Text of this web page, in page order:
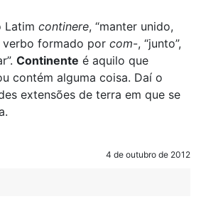
Latim continere, “manter unido,
verbo formado por com-, “junto”,
Continente é aquilo que
contém alguma coisa. Daí o
extensões de terra em que se
4 de outubro de 2012